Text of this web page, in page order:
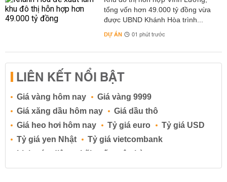
tổng vốn hơn 49.000 tỷ đồng vừa
được UBND Khánh Hòa trình...
DỰ ÁN 01 phút trước
LIÊN KẾT NỔI BẬT
Giá vàng hôm nay
Giá vàng 9999
Giá xăng dầu hôm nay
Giá dầu thô
Giá heo hơi hôm nay
Tỷ giá euro
Tỷ giá USD
Tỷ giá yen Nhật
Tỷ giá vietcombank
Lịch cúp điện
Lãi suất ngân hàng
Lãi suất tiết kiệm
Lãi suất tiền gửi